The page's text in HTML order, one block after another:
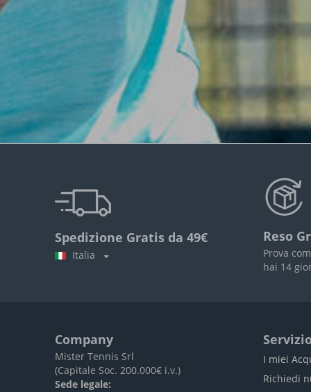
Spedizione Gratis da 49€
Italia
Reso
Prova
hai 14
Company
Mister Tennis Srl
(Capitale Soc. 200.000€ i.v.)
Sede legale:
I miei
Richiedi